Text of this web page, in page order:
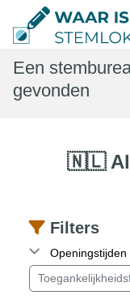
Een
gevonden
🇳🇱
Filters
Openingstijden